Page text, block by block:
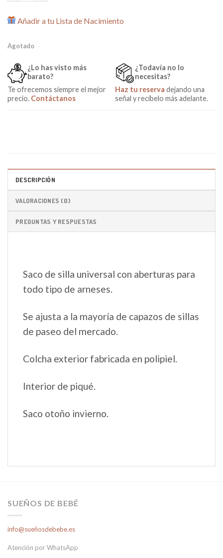
Añadir a tu Lista de Nacimiento
Agotado
¿Lo has visto más
barato?
Te ofrecemos siempre el mejor
precio. Contáctanos
¿Todavía no lo
necesitas?
Haz tu reserva dejando una
señal y recíbelo más adelante.
DESCRIPCIÓN
VALORACIONES (0)
PREGUNTAS Y RESPUESTAS
Saco de silla universal con aberturas para
todo tipo de arneses.
Se ajusta a la mayoría de capazos de sillas
de paseo del mercado.
Colcha exterior fabricada en polipiel.
Interior de piqué.
Saco otoño invierno.
SUEÑOS DE BEBÉ
info@sueñosdebebe.es
Atención por WhatsApp